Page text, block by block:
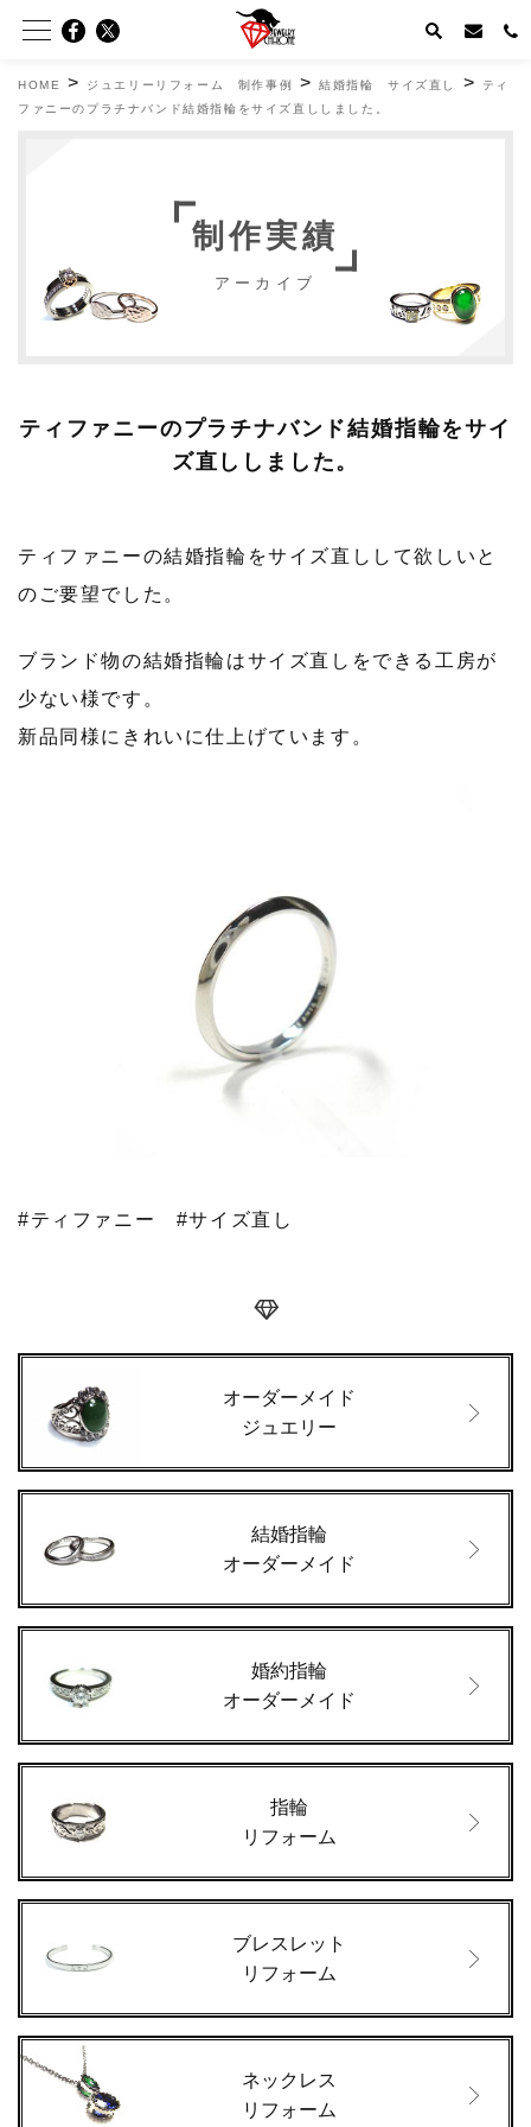
HOME > ジュエリーリフォーム 制作事例 >結婚指輪 サイズ直し >
ティ
ファニーのプラチナバンド結婚指輪をサイズ直ししました。
制作実績
アーカイブ
ティファニーのプラチナバンド結婚指輪をサイ
ズ直ししました。
ティファニーの結婚指輪をサイズ直しして欲しいと
のご要望でした。
ブランド物の結婚指輪はサイズ直しをできる工房が
少ない様です。
新品同様にきれいに仕上げています。
#ティファニー #サイズ直し
オーダーメイド
ジュエリー
結婚指輪
オーダーメイド
婚約指輪
オーダーメイド
指輪
リフォーム
ブレスレット
リフォーム
ネックレス
リフォーム